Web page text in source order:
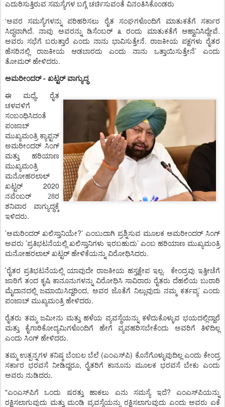
ಎದುರಿಸುತ್ತಿರುವ ಸಮಸ್ಯೆಗಳ ಬಗ್ಗೆ ಚರ್ಚಿಸುವಂತೆ ವಿನಂತಿಸಿಕೊಂಡರು
‘ಅವರ ಸಮಸ್ಯೆಗಳನ್ನು ಪರಿಹರಿಸಲು ರೈತ ಸಂಘಗಳೊಂದಿಗೆ ಮಾತುಕತೆಗೆ
ಸರ್ಕಾರ
ಸಿದ್ಧವಾಗಿದೆ.ನಾವು ಅವರನ್ನು ಡಿಸೆಂಬರ್ ೩ ರಂದು ಮಾತುಕತೆಗೆ ಆಹ್ವಾನಿಸಿದ್ದೇವೆ.
ಅವರು ಸಭೆಗೆ ಬರುತ್ತಾರೆ ಎಂದು ನಾನು ಭಾವಿಸುತ್ತೇನೆ. ರಾಜಕೀಯ ಪಕ್ಷಗಳು ರೈತರ
ಹೆಸರಿನಲ್ಲಿ
ರಾಜಕೀಯ ಆಡಬಾರದು ಎಂದು ನಾನು ಒತ್ತಾಯಿಸುತ್ತೇನೆ’
ಎಂದು
ತೋಮರ್ ಹೇಳಿದರು.
ಅಮರೀಂದರ್- ಖಟ್ಟರ್ ವಾಗ್ಯುದ್ಧ
ಈ ಮಧ್ಯೆ,
ರೈತ
ಚಳವಳಿಗೆ
ಸಂಬಂಧಿಸಿದಂತೆ
ಪಂಜಾಬ್
ಮುಖ್ಯಮಂತ್ರಿ ಕ್ಯಾಪ್ಟನ್
ಅಮರೀಂದರ್ ಸಿಂಗ್
ಮತ್ತು
ಹರಿಯಾಣ
ಮುಖ್ಯಮಂತ್ರಿ
ಮನೋಹರಲಾಲ್
ಖಟ್ಟರ್
2020
ನವೆಂಬರ್ 28ರ
ಶನಿವಾರ
ವಾಗ್ಯುದ್ಧಕ್ಕೆ
ಇಳಿದರು.
’ಅಮರಿಂದರ್ ಖಲಿಸ್ತಾನಿಯೇ?’ ಎಂಬುದಾಗಿ ಪ್ರಶ್ನಿಸುವ ಮೂಲಕ ಅಮರೀಂದರ್ ಸಿಂಗ್
ಅವರು ’ಪ್ರತಿಭಟನೆಯಲ್ಲಿ ಖಲಿಸ್ತಾನಿಗಳು ಇರಬಹುದು’ ಎಂಬ ಹರಿಯಾಣ ಮುಖ್ಯಮಂತ್ರಿ
ಮನೋಹರಲಾಲ್ ಖಟ್ಟರ್ ಹೇಳಿಕೆಯನ್ನು ವಿರೋಧಿಸಿದರು.
’ರೈತರ ಪ್ರತಿಭಟನೆಯಲ್ಲಿ ಯಾವುದೇ ರಾಜಕೀಯ ಹಸ್ತಕ್ಷೇಪ ಇಲ್ಲ. ಕೇಂದ್ರವು ಇತ್ತೀಚೆಗೆ
ಜಾರಿಗೆ ತಂದ ಕೃಷಿ ಕಾನೂನುಗಳನ್ನು ವಿರೋಧಿಸಿ ಸಾವಿರಾರು ರೈತರು ದೆಹಲಿಯ ಬುರಾರಿ
ಮೈದಾನದಲ್ಲಿ ಜಮಾಯಿಸಿದ್ದರಿಂದ, ಅವರ ಜೊತೆಗೆ ನಿಲ್ಲುವುದು ನಮ್ಮ ಕರ್ತವ್ಯ’ಎಂದು
ಪಂಜಾಬ್ ಮುಖ್ಯಮಂತ್ರಿ ಹೇಳಿದರು.
ರೈತರು ತಮ್ಮ ಜಮೀನು ಮತ್ತು ಹಳೆಯ ವ್ಯವಸ್ಥೆಯನ್ನು ಕಳೆದುಕೊಳ್ಳುವ ಭಯದಲ್ಲಿದ್ದಾರೆ
ಮತ್ತು
ಕೈಗಾರಿಕೋದ್ಯಮಿಗಳೊಂದಿಗೆ ಹೇಗೆ ವ್ಯವಹರಿಸಬೇಕೆಂದು ಅವರಿಗೆ
ತಿಳಿದಿಲ್ಲ
ಎಂದು ಸಿಂಗ್ ಹೇಳಿದರು.
ತಮ್ಮ ಉತ್ಪನ್ನಗಳ ಕನಿಷ್ಠ ಬೆಂಬಲ ಬೆಲೆ (ಎಂಎಸ್‌ಪಿ) ಕೊನೆಗೊಳ್ಳುವುದಿಲ್ಲ ಎಂದು ಕೇಂದ್ರ
ಸರ್ಕಾರ ಭರವಸೆ ನೀಡಿದ್ದರೂ,ರೈತರಿಗೆ ಕಾನೂನು ಮೂಲಕ ಭರವಸೆ ಬೇಕು ಎಂದು
ಅವರು ನುಡಿದರು.
"ಎಂಎಸ್‌ಪಿಗೆ ಒಂದು ಷರತ್ತು ಹಾಕಲು ಏನು ಸಮಸ್ಯೆ ಇದೆ?ಎಂಎಸ್‌ಪಿಯನ್ನು
ರಕ್ಷಿಸಲಾಗುವುದು ಮತ್ತು ಮಂಡಿ ವ್ಯವಸ್ಥೆಯನ್ನು ರಕ್ಷಿಸಲಾಗುವುದು ಎಂದು ಅವರು ಏಕೆ